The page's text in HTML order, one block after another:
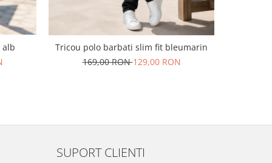
alb
Tricou polo barbati slim fit bleumarin
169,00 RON129,00 RON
SUPORT CLIENTI